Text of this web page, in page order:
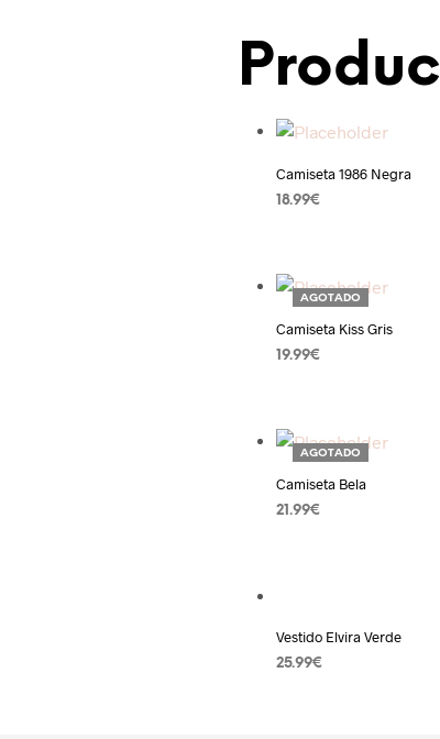
Añadir a la lista de deseos
Camiseta 1986 Negra
18.99€
AGOTADO
Añadir a la lista de deseos
Camiseta Kiss Gris
19.99€
AGOTADO
Añadir a la lista de deseos
Camiseta Bela
21.99€
Vestido Elvira Verde
25.99€